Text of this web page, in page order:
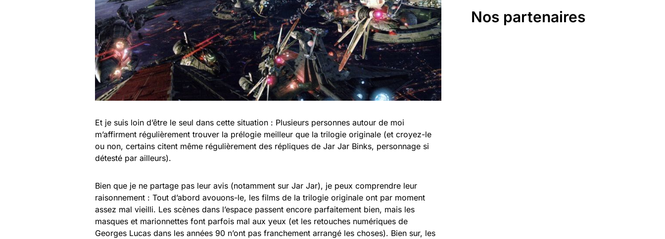
Et je suis loin d’être le seul dans cette situation : Plusieurs personnes autour de moi
m’affirment régulièrement trouver la prélogie meilleur que la trilogie originale (et croyez-le
ou non, certains citent même régulièrement des répliques de Jar Jar Binks, personnage si
détesté par ailleurs).
Bien que je ne partage pas leur avis (notamment sur Jar Jar), je peux comprendre leur
raisonnement : Tout d’abord avouons-le, les films de la trilogie originale ont par moment
assez mal vieilli. Les scènes dans l’espace passent encore parfaitement bien, mais les
masques et marionnettes font parfois mal aux yeux (et les retouches numériques de
Georges Lucas dans les années 90 n’ont pas franchement arrangé les choses). Bien sur, les
Nos partenaires